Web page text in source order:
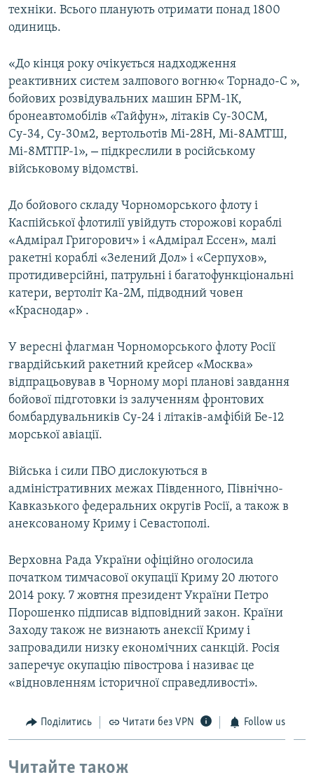
техніки. Всього планують отримати понад 1800
одиниць.
«До кінця року очікується надходження
реактивних систем залпового вогню« Торнадо-С »,
бойових розвідувальних машин БРМ-1К,
бронеавтомобілів «Тайфун», літаків Су-30СМ,
Су-34, Су-30м2, вертольотів Мі-28Н, Мі-8АМТШ,
Мі-8МТПР-1», – підкреслили в російському
військовому відомстві.
До бойового складу Чорноморського флоту і
Каспійської флотилії увійдуть сторожові кораблі
«Адмірал Григорович» і «Адмірал Ессен», малі
ракетні кораблі «Зелений Дол» і «Серпухов»,
протидиверсійні, патрульні і багатофункціональні
катери, вертоліт Ка-2М, підводний човен
«Краснодар» .
У вересні флагман Чорноморського флоту Росії
гвардійський ракетний крейсер «Москва»
відпрацьовував в Чорному морі планові завдання
бойової підготовки із залученням фронтових
бомбардувальників Су-24 і літаків-амфібій Бе-12
морської авіації.
Війська і сили ПВО дислокуються в
адміністративних межах Південного, Північно-
Кавказького федеральних округів Росії, а також в
анексованому Криму і Севастополі.
Верховна Рада України офіційно оголосила
початком тимчасової окупації Криму 20 лютого
2014 року. 7 жовтня президент України Петро
Порошенко підписав відповідний закон. Країни
Заходу також не визнають анексії Криму і
запровадили низку економічних санкцій. Росія
заперечує окупацію півострова і називає це
«відновленням історичної справедливості».
Поділитись Читати без VPN Follow us
Читайте також